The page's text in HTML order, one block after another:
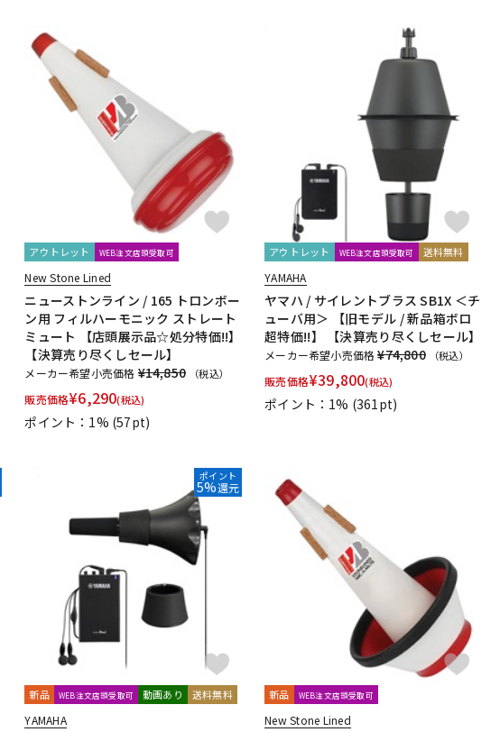
MG Leather Work
Syos
アウトレット WEB注文店頭受取可
New Stone Lined
ニューストンライン / 165 トロンボー
ン用 フィルハーモニック ストレート
ミュート 【店頭展示品☆処分特価!!】
【決算売り尽くしセール】
メーカー希望小売価格 ¥14,850 （税込）
販売価格¥6,290(税込)
ポイント：1% (57pt)
アウトレット WEB注文店頭受取可 送料無料
YAMAHA
ヤマハ / サイレントブラス SB1X ＜チ
ューバ用＞ 【旧モデル / 新品箱ボロ
超特価!!】 【決算売り尽くしセール】
メーカー希望小売価格¥74,800 （税込）
販売価格¥39,800(税込)
ポイント：1% (361pt)
ポイント
5%還元
新品 WEB注文店頭受取可 動画あり 送料無料
YAMAHA
新品 WEB注文店頭受取可
New Stone Lined